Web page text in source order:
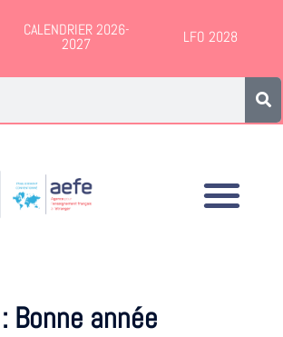
CALENDRIER 2026-
2027 LFO 2028
Bonne année